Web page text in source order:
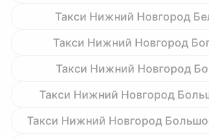
Такси Нижний Новгород
Такси Нижний Новгород
Такси Нижний Новгород
Такси Нижний Новгород
Такси Нижний Новгород